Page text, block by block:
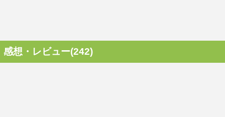
感想・レビュー(242)